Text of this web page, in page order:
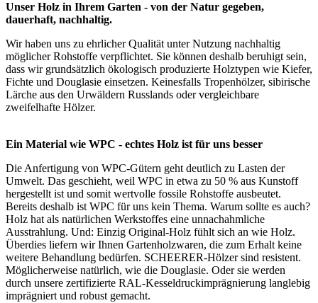
Unser Holz in Ihrem Garten - von der Natur gegeben,
dauerhaft, nachhaltig.
Wir haben uns zu ehrlicher Qualität unter Nutzung nachhaltig
möglicher Rohstoffe verpflichtet. Sie können deshalb beruhigt sein,
dass wir grundsätzlich ökologisch produzierte Holztypen wie Kiefer,
Fichte und Douglasie einsetzen. Keinesfalls Tropenhölzer, sibirische
Lärche aus den Urwäldern Russlands oder vergleichbare
zweifelhafte Hölzer.
Ein Material wie WPC - echtes Holz ist für uns besser
Die Anfertigung von WPC-Gütern geht deutlich zu Lasten der
Umwelt. Das geschieht, weil WPC in etwa zu 50 % aus Kunstoff
hergestellt ist und somit wertvolle fossile Rohstoffe ausbeutet.
Bereits deshalb ist WPC für uns kein Thema. Warum sollte es auch?
Holz hat als natürlichen Werkstoffes eine unnachahmliche
Ausstrahlung. Und: Einzig Original-Holz fühlt sich an wie Holz.
Überdies liefern wir Ihnen Gartenholzwaren, die zum Erhalt keine
weitere Behandlung bedürfen. SCHEERER-Hölzer sind resistent.
Möglicherweise natürlich, wie die Douglasie. Oder sie werden
durch unsere zertifizierte RAL-Kesseldruckimprägnierung langlebig
imprägniert und robust gemacht.